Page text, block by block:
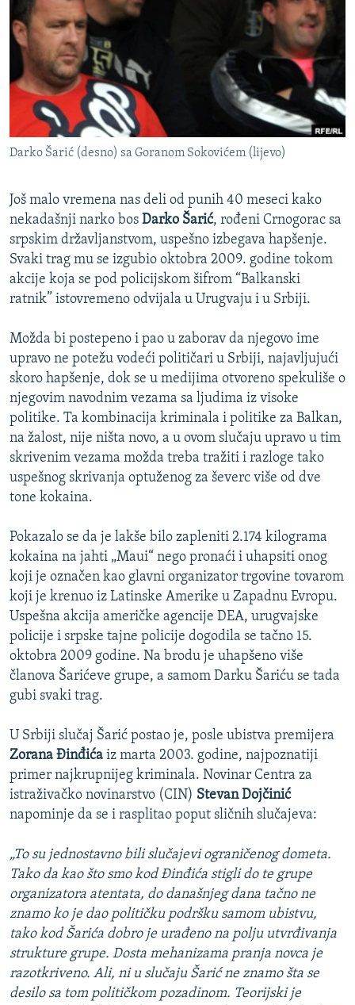
ISPRIČAJ MI
DNEVNO@RSE
SPECIJALI RSE
VIŠE OD NASLOVA
GENOCID U SREBRENICI
POPLAVE I KLIZIŠTA U BIH 2024.
POST SCRIPTUM
MOJA EVROPA
TRI DECENIJE OD RATA U BIH
SVE KARTE DEJTONA
NASTANAK I RASPAD JUGOSLAVIJE
PRATITE NAS
Sve RFE/RL stranice
Darko Šarić (desno) sa Goranom Sokovićem (lijevo)
Još malo vremena nas deli od punih 40 meseci kako
nekadašnji narko bos Darko Šarić, rođeni Crnogorac sa
srpskim državljanstvom, uspešno izbegava hapšenje.
Svaki trag mu se izgubio oktobra 2009. godine tokom
akcije koja se pod policijskom šifrom “Balkanski
ratnik” istovremeno odvijala u Urugvaju i u Srbiji.
Možda bi postepeno i pao u zaborav da njegovo ime
upravo ne potežu vodeći političari u Srbiji, najavljujući
skoro hapšenje, dok se u medijima otvoreno spekuliše o
njegovim navodnim vezama sa ljudima iz visoke
politike. Ta kombinacija kriminala i politike za Balkan,
na žalost, nije ništa novo, a u ovom slučaju upravo u tim
skrivenim vezama možda treba tražiti i razloge tako
uspešnog skrivanja optuženog za ševerc više od dve
tone kokaina.
Pokazalo se da je lakše bilo zapleniti 2.174 kilograma
kokaina na jahti „Maui“ nego pronaći i uhapsiti onog
koji je označen kao glavni organizator trgovine tovarom
koji je krenuo iz Latinske Amerike u Zapadnu Evropu.
Uspešna akcija američke agencije DEA, urugvajske
policije i srpske tajne policije dogodila se tačno 15.
oktobra 2009 godine. Na brodu je uhapšeno više
članova Šarićeve grupe, a samom Darku Šariću se tada
gubi svaki trag.
U Srbiji slučaj Šarić postao je, posle ubistva premijera
Zorana Đinđića iz marta 2003. godine, najpoznatiji
primer najkrupnijeg kriminala. Novinar Centra za
istraživačko novinarstvo (CIN) Stevan Dojčinić
napominje da se i rasplitao poput sličnih slučajeva:
„To su jednostavno bili slučajevi ograničenog dometa.
Tako da kao što smo kod Đinđića stigli do te grupe
organizatora atentata, do današnjeg dana tačno ne
znamo ko je dao političku podršku samom ubistvu,
tako kod Šarića dobro je urađeno na polju utvrđivanja
strukture grupe. Dosta mehanizama pranja novca je
razotkriveno. Ali, ni u slučaju Šarić ne znamo šta se
desilo sa tom političkom pozadinom. Teorijski je